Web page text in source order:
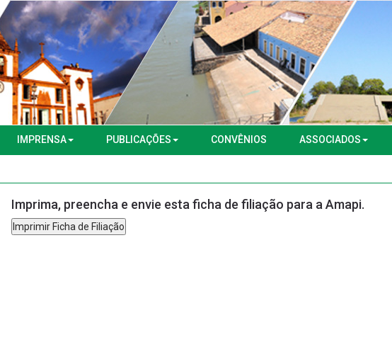
IMPRENSA PUBLICAÇÕES CONVÊNIOS ASSOCIADOS
Imprima, preencha e envie esta ficha de filiação para a Amapi.
Imprimir Ficha de Filiação